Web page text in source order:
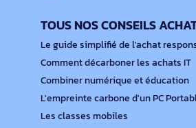
TOUS NOS CONSEILS
Le guide simplifié de l'achat
Comment décarboner les achats IT
Combiner numérique et éducation
L'empreinte carbone d'un PC
Les classes mobiles